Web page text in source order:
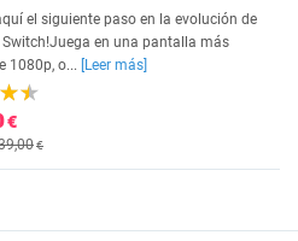
el siguiente paso en la evolución de
Switch!Juega en una pantalla más
1080p, o...
[Leer más]
€
€